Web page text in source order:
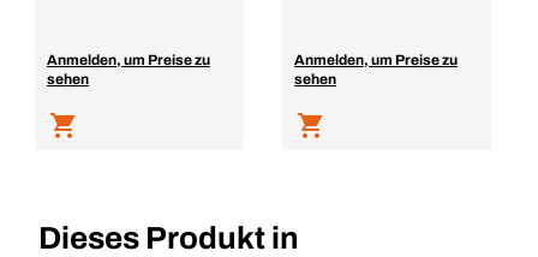
Anmelden, um Preise zu
sehen
Anmelden, um Preise zu
sehen
Dieses Produkt in